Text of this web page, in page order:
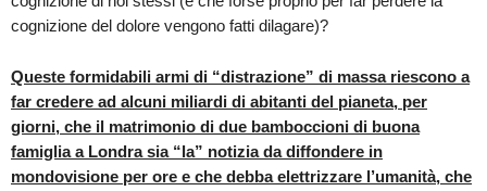
cognizione del dolore vengono fatti dilagare)?
Queste formidabili armi di “distrazione” di massa riescono a
far credere ad alcuni miliardi di abitanti del pianeta, per
giorni, che il matrimonio di due bamboccioni di buona
famiglia a Londra sia “la” notizia da diffondere in
mondovisione per ore e che debba elettrizzare l’umanità, che